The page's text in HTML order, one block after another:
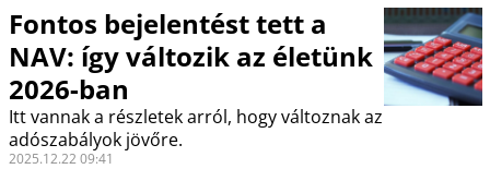
Fontos bejelentést tett a
NAV: így változik az életünk
2026-ban
Itt vannak a részletek arról, hogy változnak az
adószabályok jövőre.
2025.12.22 09:41